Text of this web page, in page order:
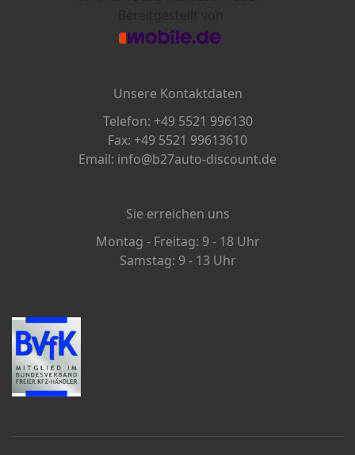
Unsere Kontaktdaten
Telefon: +49 5521 996130
Fax: +49 5521 99613610
Email: info@b27auto-discount.de
Sie erreichen uns
Montag - Freitag: 9 - 18 Uhr
Samstag: 9 - 13 Uhr